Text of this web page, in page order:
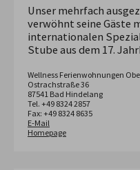
Unser mehrfach
verwöhnt seine Gäste
internationalen
Stube aus dem 17.
Wellness Ferienwohnungen
Ostrachstraße36
87541 Bad Hindelang
Tel. +49 8324 2857
Fax: +49 8324 8635
E-Mail
Homepage